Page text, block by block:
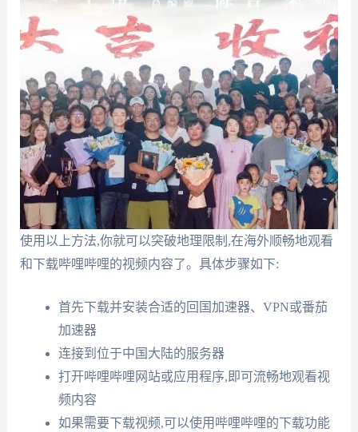
使用以上方法,你就可以突破地理限制,在海外顺畅地观看
和下载哔哩哔哩的视频内容了。具体步骤如下:
首先下载并安装合适的回国加速器、VPN或番茄
加速器
连接到位于中国大陆的服务器
打开哔哩哔哩网站或应用程序,即可流畅地观看视
频内容
如果需要下载视频,可以使用哔哩哔哩的下载功能